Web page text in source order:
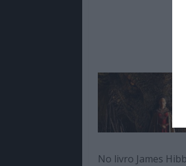
No livro James